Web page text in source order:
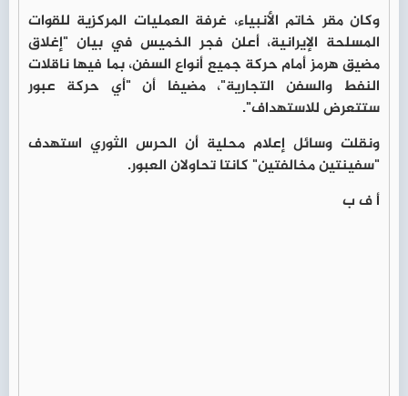
وكان مقر خاتم الأنبياء، غرفة العمليات المركزية للقوات
المسلحة الإيرانية، أعلن فجر الخميس في بيان "إغلاق
مضيق هرمز أمام حركة جميع أنواع السفن، بما فيها ناقلات
النفط والسفن التجارية"، مضيفا أن "أي حركة عبور
ستتعرض للاستهداف".
ونقلت وسائل إعلام محلية أن الحرس الثوري استهدف
"سفينتين مخالفتين" كانتا تحاولان العبور.
أ ف ب